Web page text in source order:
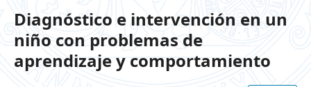
Diagnóstico e intervención en un
niño con problemas de
aprendizaje y comportamiento